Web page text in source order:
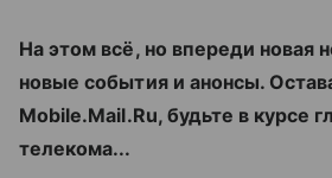
На этом всё, но впереди новая
новые события и анонсы.
Mobile.Mail.Ru, будьте в курсе
телекома...